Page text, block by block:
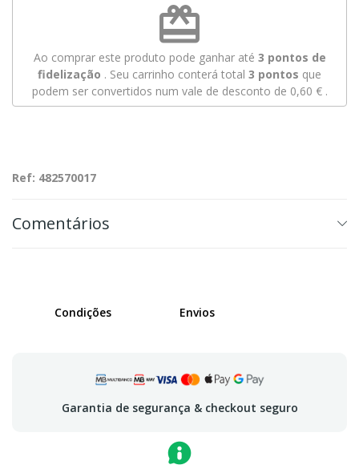
redeem
Ao comprar este produto pode ganhar até 3 pontos de
fidelização . Seu carrinho conterá total 3 pontos que
podem ser convertidos num vale de desconto de 0,60 €.
Ref: 482570017
Comentários
Condições Envios
Garantia de segurança & checkout seguro